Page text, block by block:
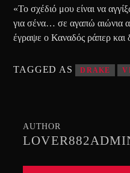
«Το σχέδιό μου είναι να
για σένα… σε αγαπώ αιώνια
έγραψε ο Καναδός ράπερ και
TAGGED AS DRAKE
AUTHOR